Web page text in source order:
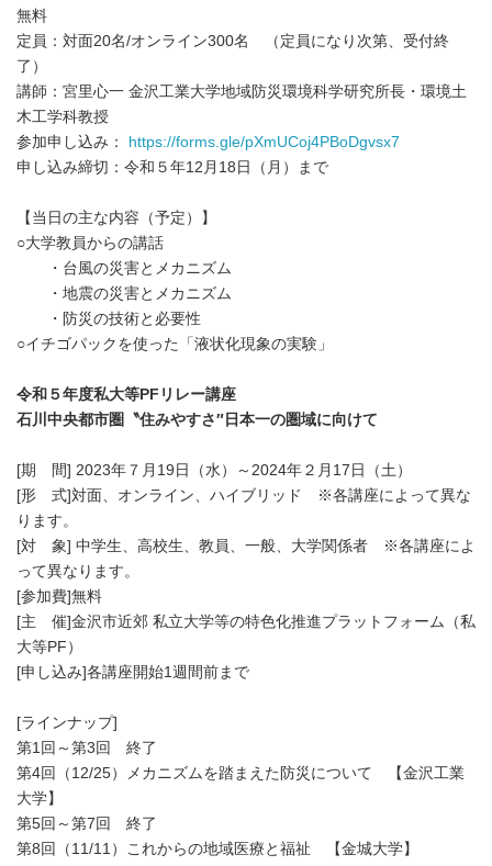
無料
定員：対面20名/オンライン300名 （定員になり次第、受付終
了）
講師：宮里心一 金沢工業大学地域防災環境科学研究所長・環境土
木工学科教授
参加申し込み： https://forms.gle/pXmUCoj4PBoDgvsx7
申し込み締切：令和５年12月18日（月）まで
【当日の主な内容（予定）】
○大学教員からの講話
・台風の災害とメカニズム
・地震の災害とメカニズム
・防災の技術と必要性
○イチゴパックを使った「液状化現象の実験」
令和５年度私大等PFリレー講座
石川中央都市圏〝住みやすさ″日本一の圏域に向けて
[期 間] 2023年７月19日（水）～2024年２月17日（土）
[形 式]対面、オンライン、ハイブリッド ※各講座によって異な
ります。
[対 象] 中学生、高校生、教員、一般、大学関係者 ※各講座によ
って異なります。
[参加費]無料
[主 催]金沢市近郊 私立大学等の特色化推進プラットフォーム（私
大等PF）
[申し込み]各講座開始1週間前まで
[ラインナップ]
第1回～第3回 終了
第4回（12/25）メカニズムを踏まえた防災について 【金沢工業
大学】
第5回～第7回 終了
第8回（11/11）これからの地域医療と福祉 【金城大学】